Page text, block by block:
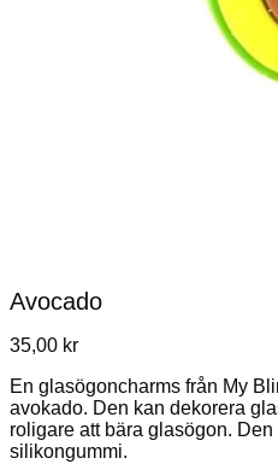
Avocado
35,00 kr
En glasögoncharms från My
avokado. Den kan dekorera
roligare att bära glasögon.
silikongummi.